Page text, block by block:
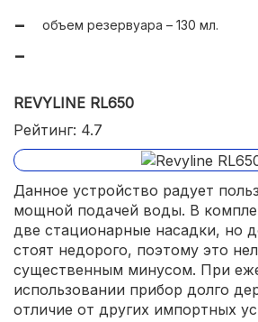
объем резервуара – 130 мл.
REVYLINE RL650
Рейтинг: 4.7
Данное устройство радует
мощной подачей воды. В
две стационарные насадки, но
стоят недорого, поэтому это
существенным минусом. При
использовании прибор долго
отличие от других импортных